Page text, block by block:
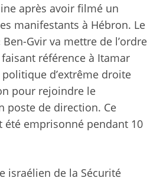
après avoir filmé un
manifestants à Hébron. Le
Gvir va mettre de l’ordre
référence à Itamar
politique d’extrême droite
pour rejoindre le
poste de direction. Ce
été emprisonné pendant 10
israélien de la Sécurité